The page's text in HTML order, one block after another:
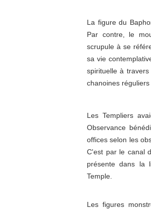
La figure du
Par contre, le
scrupule à se
sa vie
spirituelle à
chanoines
Les Templiers
Observance
offices selon les
C'est par le canal
présente dans la
Temple.
Les figures